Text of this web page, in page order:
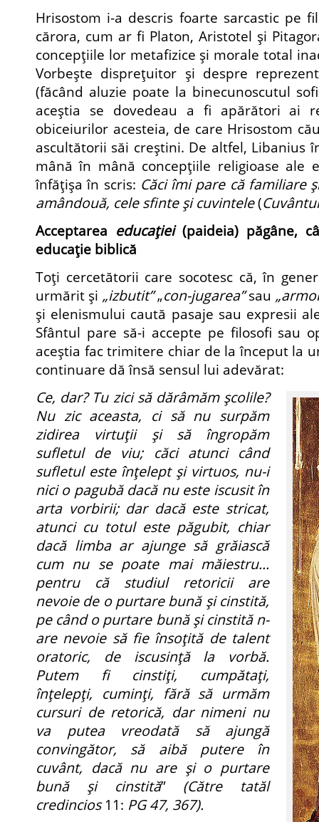
Hrisostom i-a descris foarte sarcastic pe
cărora, cum ar fi Platon, Aristotel şi
concepţiile lor metafizice şi morale total
Vorbeşte dispreţuitor şi despre
(făcând aluzie poate la binecunoscutul
aceştia se dovedeau a fi apărători ai
obiceiurilor acesteia, de care Hrisostom
ascultătorii săi creştini. De altfel, Libanius
mână în mână concepţiile religioase ale
înfăţişa în scris: Căci îmi pare că familiare
amândouă, cele sfinte şi cuvintele(Cuvântul
Acceptarea educaţiei (paideia) păgâne,
educaţie biblică
Toţi cercetătorii care socotesc că, în
urmărit şi „izbutit”„con-jugarea”sau
şi elenismului caută pasaje sau expresii
Sfântul pare să-i accepte pe filosofi sau
aceştia fac trimitere chiar de la început la
continuare dă însă sensul lui adevărat:
Ce, dar? Tu zici să dărâmăm şcolile?
Nu zic aceasta, ci să nu surpăm
zidirea virtuţii şi să îngropăm
sufletul de viu; căci atunci când
sufletul este înţelept şi virtuos, nu-i
nici o pagubă dacă nu este iscusit în
arta vorbirii; dar dacă este stricat,
atunci cu totul este păgubit, chiar
dacă limba ar ajunge să grăiască
cum nu se poate mai măiestru…
pentru că studiul retoricii are
nevoie de o purtare bună şi cinstită,
pe când o purtare bună şi cinstită n-
are nevoie să fie însoţită de talent
oratoric, de iscusinţă la vorbă.
Putem fi cinstiţi, cumpătaţi,
înţelepţi, cuminţi, fără să urmăm
cursuri de retorică, dar nimeni nu
va putea vreodată să ajungă
convingător, să aibă putere în
cuvânt, dacă nu are şi o purtare
bună şi cinstită” (Către tatăl
credincios11: PG 47, 367).